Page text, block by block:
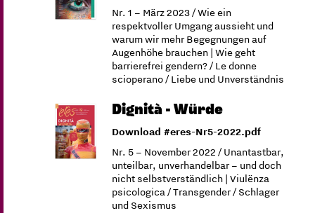
Nr. 1 – März 2023 / Wie ein
respektvoller Umgang aussieht und
warum wir mehr Begegnungen auf
Augenhöhe brauchen | Wie geht
barrierefrei gendern? / Le donne
scioperano / Liebe und Unverständnis
Dignità - Würde
Download #eres-Nr5-2022.pdf
Nr. 5 – November 2022 / Unantastbar,
unteilbar, unverhandelbar – und doch
nicht selbstverständlich | Viulënza
psicologica / Transgender / Schlager
und Sexismus